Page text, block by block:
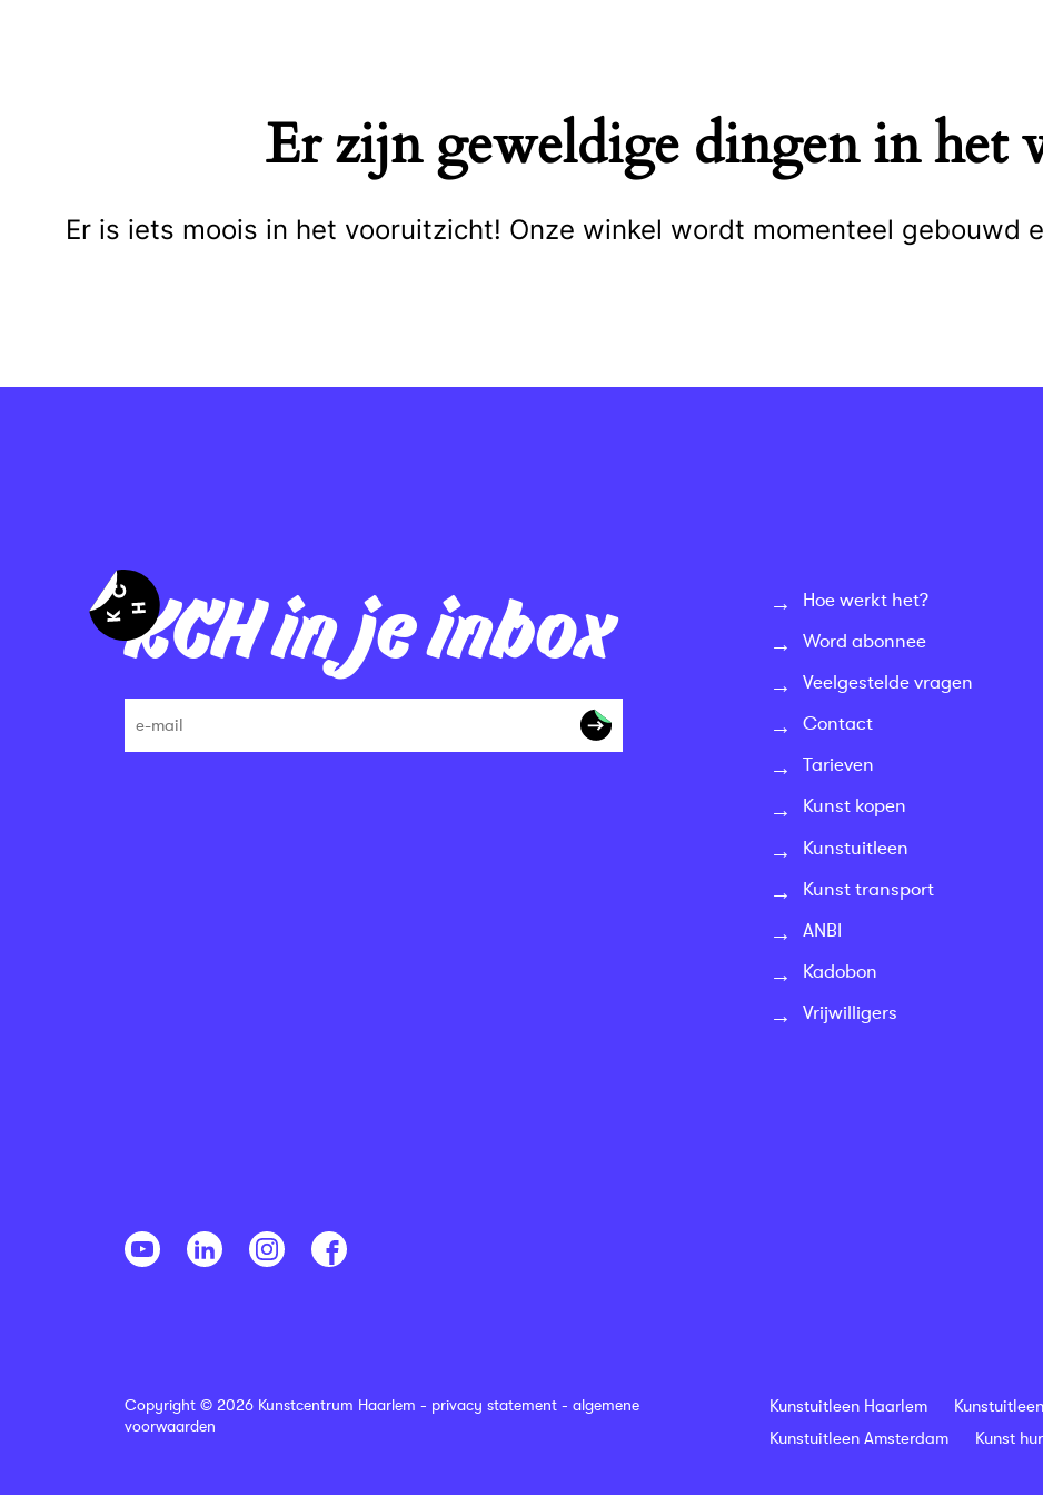
Er zijn geweldige dingen in het
Er is iets moois in het vooruitzicht! Onze winkel wordt momenteel gebouwd
KCH in je inbox
Hoe werkt het?
Word abonnee
Veelgestelde vragen
Contact
Tarieven
Kunst kopen
Kunstuitleen
Kunst transport
ANBI
Kadobon
Vrijwilligers
Copyright © 2026 Kunstcentrum Haarlem - privacy statement - algemene
voorwaarden
Kunstuitleen Haarlem
Kunstuitleen Amsterdam
Kunst